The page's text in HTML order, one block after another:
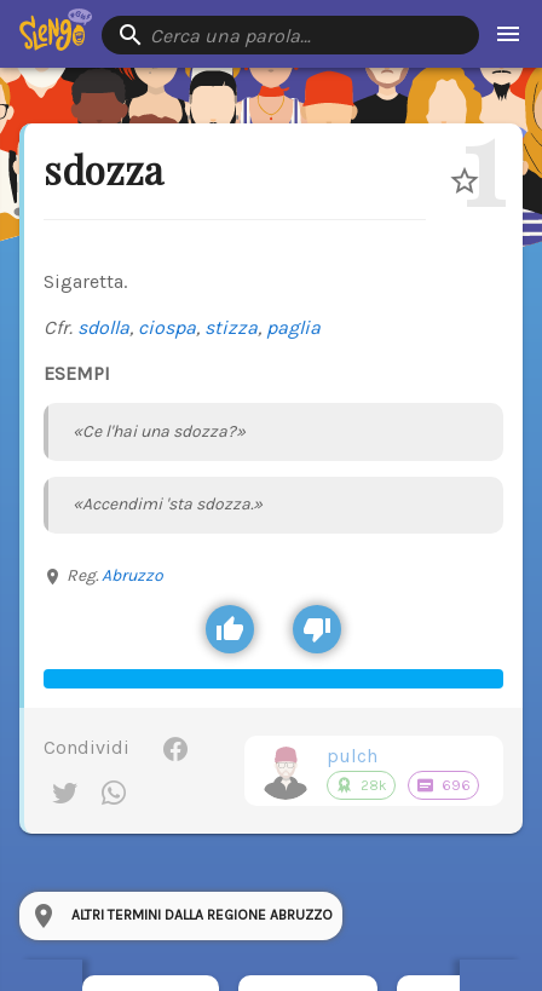
Cerca una parola…
sdozza 1
Sigaretta.
Cfr. sdolla, ciospa, stizza, paglia
ESEMPI
«Ce l'hai una sdozza?»
«Accendimi 'sta sdozza.»
Reg.Abruzzo
Condividi pulch
28k 696
ALTRI TERMINI DALLA REGIONE ABRUZZO